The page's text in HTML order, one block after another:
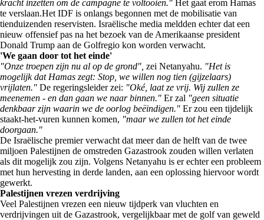
kracht inzetten om de campagne te voltooien." Het gaat erom Hamas
te verslaan.Het IDF is onlangs begonnen met de mobilisatie van
tienduizenden reservisten. Israëlische media meldden echter dat een
nieuw offensief pas na het bezoek van de Amerikaanse president
Donald Trump aan de Golfregio kon worden verwacht.
'We gaan door tot het einde'
"Onze troepen zijn nu al op de grond", zei Netanyahu. "Het is
mogelijk dat Hamas zegt: Stop, we willen nog tien (gijzelaars)
vrijlaten." De regeringsleider zei: "Oké, laat ze vrij. Wij zullen ze
meenemen - en dan gaan we naar binnen." Er zal "geen situatie
denkbaar zijn waarin we de oorlog beëindigen." Er zou een tijdelijk
staakt-het-vuren kunnen komen, "maar we zullen tot het einde
doorgaan."
De Israëlische premier verwacht dat meer dan de helft van de twee
miljoen Palestijnen de omstreden Gazastrook zouden willen verlaten
als dit mogelijk zou zijn. Volgens Netanyahu is er echter een probleem
met hun hervesting in derde landen, aan een oplossing hiervoor wordt
gewerkt.
Palestijnen vrezen verdrijving
Veel Palestijnen vrezen een nieuw tijdperk van vluchten en
verdrijvingen uit de Gazastrook, vergelijkbaar met de golf van geweld